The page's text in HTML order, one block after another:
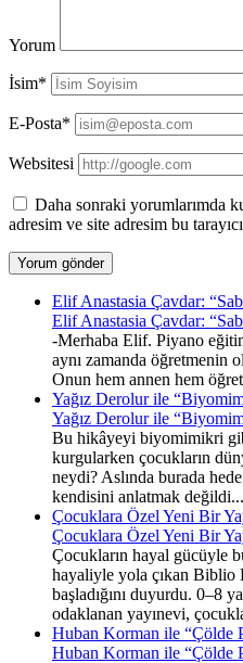
Yorum
İsim*
E-Posta*
Websitesi
Daha sonraki yorumlarımda
adresim ve site adresim bu
Elif Anastasia Çavdar:
Elif Anastasia Çavdar:
-Merhaba Elif. Piyano
aynı zamanda öğretmenin
Onun hem annen hem
Yağız Derolur ile
Yağız Derolur ile
Bu hikâyeyi biyomimikri
kurgularken çocukların
neydi? Aslında burada
kendisini anlatmak
Çocuklara Özel Yeni Bir
Çocuklara Özel Yeni Bir
Çocukların hayal gücüyle
hayaliyle yola çıkan Biblio
başladığını duyurdu. 0–8
odaklanan yayınevi,
Huban Korman ile “Çölde
Huban Korman ile “Çölde